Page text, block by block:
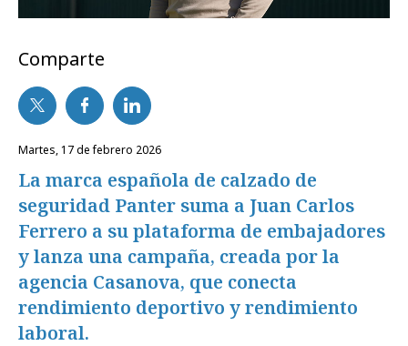
Comparte
martes, 17 de febrero 2026
La marca española de calzado de
seguridad Panter suma a Juan Carlos
Ferrero a su plataforma de embajadores
y lanza una campaña, creada por la
agencia Casanova, que conecta
rendimiento deportivo y rendimiento
laboral.